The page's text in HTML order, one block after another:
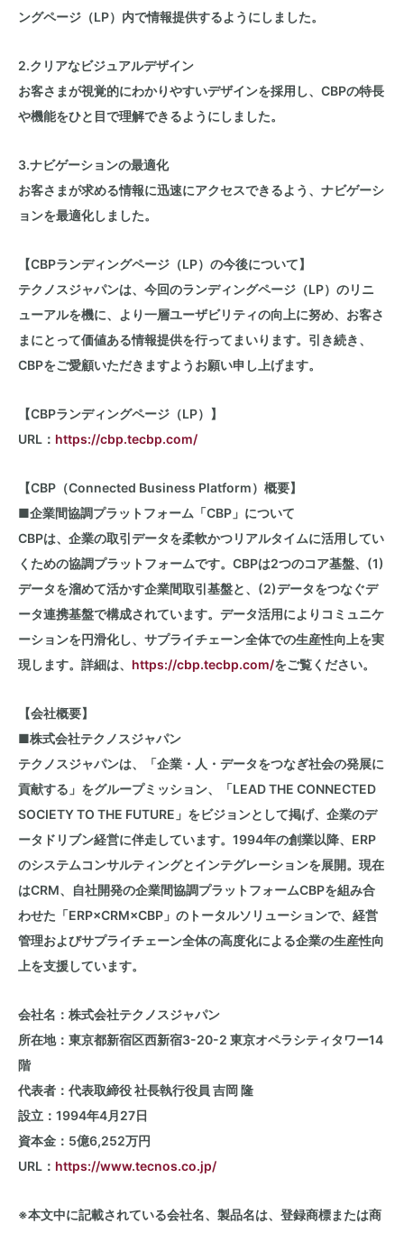
ングページ（LP）内で情報提供するようにしました。
2.クリアなビジュアルデザイン
お客さまが視覚的にわかりやすいデザインを採用し、 CBPの特長
や機能をひと目で理解できるようにしました。
3.ナビゲーションの最適化
お客さまが求める情報に迅速にアクセスできるよう、ナビゲーシ
ョンを最適化しました。
【CBPランディングページ（LP）の今後について】
テクノスジャパンは、今回のランディングページ（LP）のリニ
ューアルを機に、より一層ユーザビリティの向上に努め、お客さ
まにとって価値ある情報提供を行ってまいります。引き続き、
CBPをご愛顧いただきますようお願い申し上げます。
【CBPランディングページ（LP）】
URL： https://cbp.tecbp.com/
【CBP（Connected Business Platform）概要】
■企業間協調プラットフォーム「CBP」について
CBPは、企業の取引データを柔軟かつリアルタイムに活用してい
くための協調プラットフォームです。CBPは2つのコア基盤、(1)
データを溜めて活かす企業間取引基盤と、(2)データをつなぐデ
ータ連携基盤で構成されています。データ活用によりコミュニケ
ーションを円滑化し、サプライチェーン全体での生産性向上を実
現します。詳細は、 https://cbp.tecbp.com/をご覧ください。
【会社概要】
■株式会社テクノスジャパン
テクノスジャパンは、「企業・人・データをつなぎ社会の発展に
貢献する」をグループミッション、「LEAD THE CONNECTED
SOCIETY TO THE FUTURE」をビジョンとして掲げ、企業のデ
ータドリブン経営に伴走しています。1994年の創業以降、ERP
のシステムコンサルティングとインテグレーションを展開。現在
はCRM、自社開発の企業間協調プラットフォームCBPを組み合
わせた「ERP×CRM×CBP」のトータルソリューションで、経営
管理およびサプライチェーン全体の高度化による企業の生産性向
上を支援しています。
会社名：株式会社テクノスジャパン
所在地：東京都新宿区西新宿3-20-2 東京オペラシティタワー14
階
代表者：代表取締役 社長執行役員 吉岡 隆
設立： 1994年4月27日
資本金： 5億6,252万円
URL ： https://www.tecnos.co.jp/
※本文中に記載されている会社名、製品名は、登録商標または商